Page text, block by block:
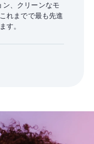
、クリーンなモ
れまでで最も先進
す。